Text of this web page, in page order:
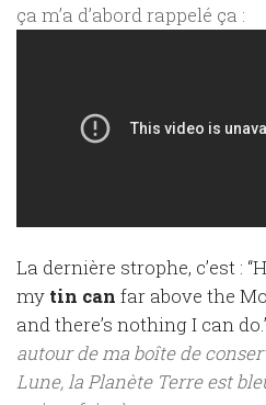
ça m’a d’abord rappelé ça :
La dernière strophe, c’est :
my tin can far above the
and there’s nothing I can
autour de ma boîte de
Lune, la Planète Terre est